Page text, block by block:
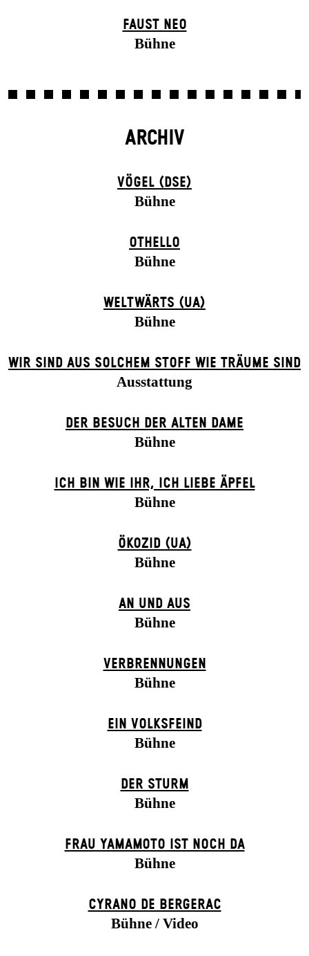
FAUST NEO
Bühne
ARCHIV
VÖGEL (DSE)
Bühne
OTHELLO
Bühne
WELTWÄRTS (UA)
Bühne
WIR SIND AUS SOLCHEM STOFF WIE TRÄUME SIND
Ausstattung
DER BE­SUCH DER ALT­EN DA­ME
Bühne
ICH BIN WIE IHR, ICH LIEBE ÄPFEL
Bühne
ÖKOZID (UA)
Bühne
AN UND AUS
Bühne
VERBRENNUNGEN
Bühne
EIN VOLKS­FEIND
Bühne
DER STURM
Bühne
FRAU YAMAMOTO IST NOCH DA
Bühne
CYRANO DE BERGERAC
Bühne / Video